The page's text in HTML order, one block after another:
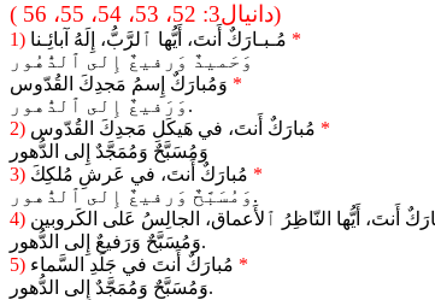
( دانيال3: 52، 53، 54، 55، 56)
1) مُـبـارَكٌ أَنتَ، أَيُّها ٱلرَّبُّ، إِلَهُ آبائِـنا *
وَحَميدٌ وَرفيعٌ إِلى ٱلدُّهُور
*
وَرَفيعٌ إِلى ٱلدُّهور.
2)
*
وَمُسَبَّحٌ وَمُمَجَّدٌ إِلى الدُّهور
3)
*
وَمُسَبَّحٌ وَرفيعٌ إِلى ٱلدُّهور.
4)
وَمُسَبَّحٌ وَرَفيعٌ إِلى الدُّهور.
5)
*
وَمُسَبَّحٌ وَمُمَجَّدٌ إِلى الدُّهور.